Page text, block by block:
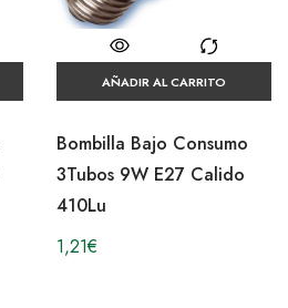
AÑADIR AL CARRITO
Bombilla Bajo Consumo
3Tubos 9W E27 Calido
410Lu
1,21€